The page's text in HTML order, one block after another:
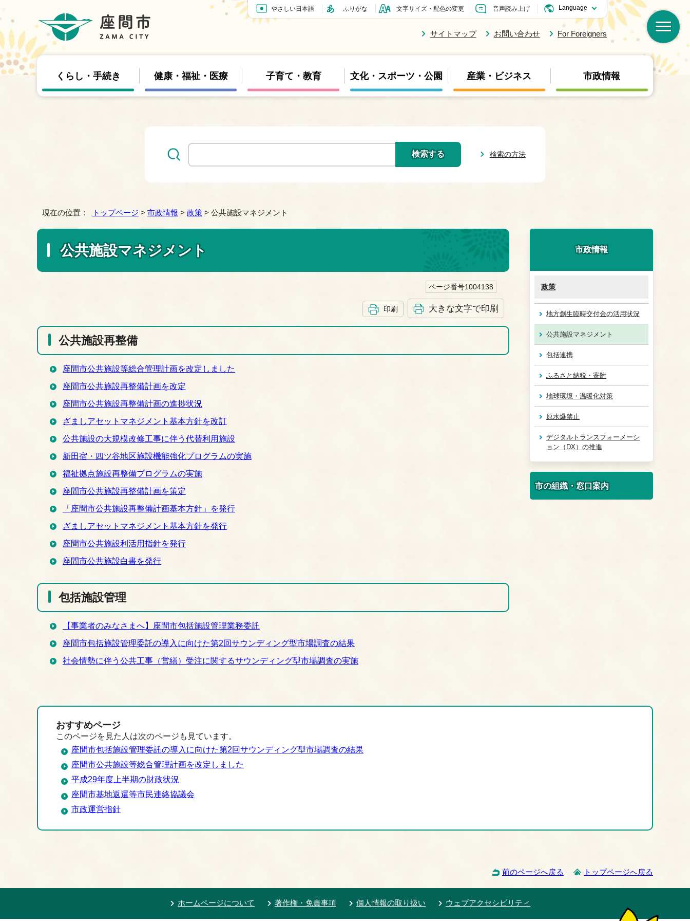
やさしい日本語 ふりがな 文字サイズ・配色の変更 音声読み上げ
サイトマップ お問い合わせ For Foreigners
くらし・手続き 健康・福祉・医療 子育て・教育 文化・スポーツ・公園 産業・ビジネス 市政情報
検索の方法
現在の位置： トップページ > 市政情報 > 政策 > 公共施設マネジメント
公共施設マネジメント
ページ番号1004138
印刷 大きな文字で印刷
公共施設再整備
座間市公共施設等総合管理計画を改定しました
座間市公共施設再整備計画を改定
座間市公共施設再整備計画の進捗状況
ざましアセットマネジメント基本方針を改訂
公共施設の大規模改修工事に伴う代替利用施設
新田宿・四ツ谷地区施設機能強化プログラムの実施
福祉拠点施設再整備プログラムの実施
座間市公共施設再整備計画を策定
「座間市公共施設再整備計画基本方針」を発行
ざましアセットマネジメント基本方針を発行
座間市公共施設利活用指針を発行
座間市公共施設白書を発行
包括施設管理
【事業者のみなさまへ】座間市包括施設管理業務委託
座間市包括施設管理委託の導入に向けた第2回サウンディング型市場調査の結果
社会情勢に伴う公共工事（営繕）受注に関するサウンディング型市場調査の実施
市政情報
政策
地方創生臨時交付金の活用状況
公共施設マネジメント
包括連携
ふるさと納税・寄附
地球環境・温暖化対策
原水爆禁止
デジタルトランスフォーメーシ
ョン（DX）の推進
市の組織・窓口案内
おすすめページ
このページを見た人は次のページも見ています。
座間市包括施設管理委託の導入に向けた第2回サウンディング型市場調査の結果
座間市公共施設等総合管理計画を改定しました
平成29年度上半期の財政状況
座間市基地返還等市民連絡協議会
市政運営指針
前のページへ戻る トップページへ戻る
ホームページについて 著作権・免責事項 個人情報の取り扱い ウェブアクセシビリティ